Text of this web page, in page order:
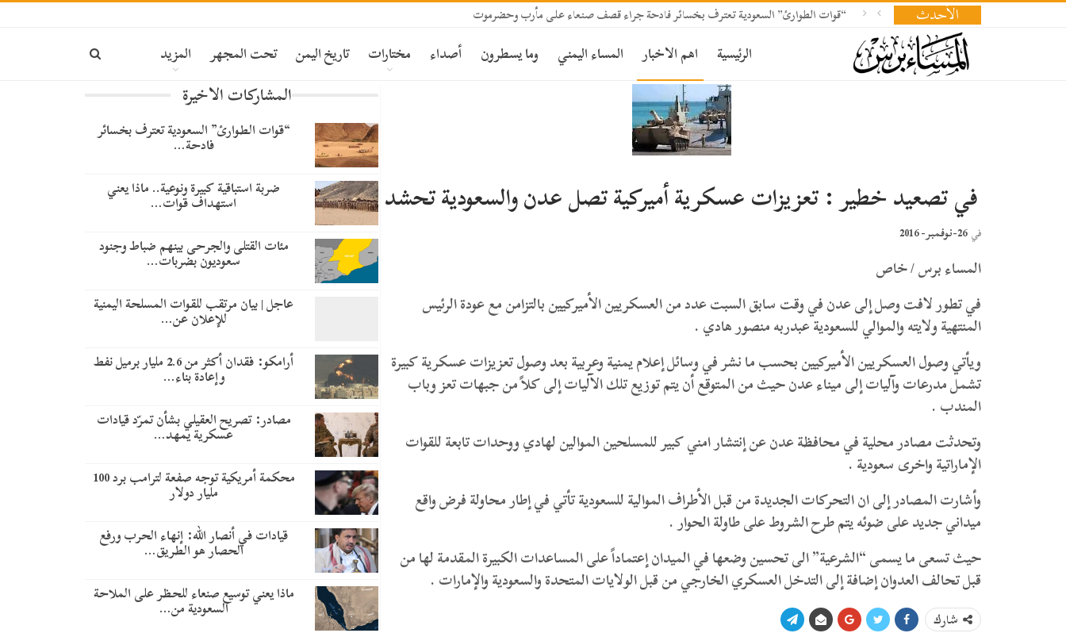
الأحدث “قوات الطوارئ” السعودية تعترف بخسائر فادحة جراء قصف صنعاء على مأرب وحضرموت
الرئيسية اهم الاخبار المساء اليمني وما يسطرون أصداء مختارات تاريخ اليمن تحت المجهر المزيد
في تصعيد خطير : تعزيزات عسكرية أميركية تصل عدن والسعودية تحشد
في 26-نوفمبر- 2016
المساء برس / خاص
في تطور لافت وصل إلى عدن في وقت سابق السبت عدد من العسكريين الأميركيين بالتزامن مع عودة الرئيس
المنتهية ولايته والموالي للسعودية عبدربه منصور هادي .
ويأتي وصول العسكريين الأميركيين بحسب ما نشر في وسائل إعلام يمنية وعربية بعد وصول تعزيزات عسكرية كبيرة
تشمل مدرعات وآليات إلى ميناء عدن حيث من المتوقع أن يتم توزيع تلك الآليات إلى كلاً من جبهات تعز وباب
المندب .
وتحدثت مصادر محلية في محافظة عدن عن إنتشار امني كبير للمسلحين الموالين لهادي ووحدات تابعة للقوات
الإماراتية واخرى سعودية .
وأشارت المصادر إلى ان التحركات الجديدة من قبل الأطراف الموالية للسعودية تأتي في إطار محاولة فرض واقع
ميداني جديد على ضوئه يتم طرح الشروط على طاولة الحوار .
حيث تسعى ما يسمى “الشرعية” الى تحسين وضعها في الميدان إعتماداً على المساعدات الكبيرة المقدمة لها من
قبل تحالف العدوان إضافة إلى التدخل العسكري الخارجي من قبل الولايات المتحدة والسعودية والإمارات .
شارك
المشاركات الاخيرة
“قوات الطوارئ” السعودية تعترف بخسائر
فادحة…
ضربة استباقية كبيرة ونوعية.. ماذا يعني
استهداف قوات…
مئات القتلى والجرحى بينهم ضباط وجنود
سعوديون بضربات…
عاجل | بيان مرتقب للقوات المسلحة اليمنية
للإعلان عن…
أرامكو: فقدان أكثر من 2.6 مليار برميل نفط
وإعادة بناء…
مصادر: تصريح العقيلي بشأن تمرّد قيادات
عسكرية يمهد…
محكمة أمريكية توجه صفعة لترامب برد 100
مليار دولار
قيادات في أنصار الله: إنهاء الحرب ورفع
الحصار هو الطريق…
ماذا يعني توسيع صنعاء للحظر على الملاحة
السعودية من…